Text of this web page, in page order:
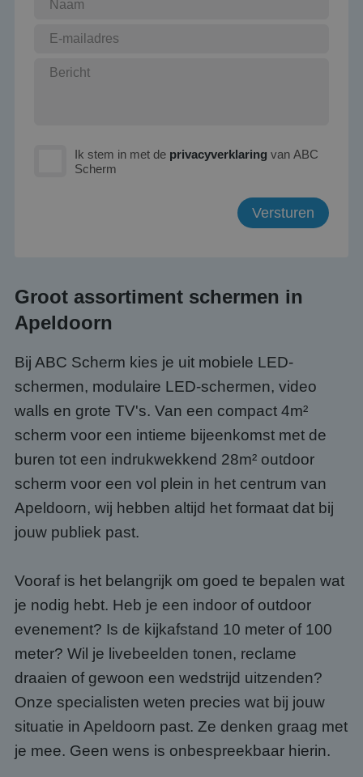
Ik stem in met de privacyverklaring van ABC
Scherm
Groot assortiment schermen in
Apeldoorn
Bij ABC Scherm kies je uit mobiele LED-
schermen, modulaire LED-schermen, video
walls en grote TV's. Van een compact 4m²
scherm voor een intieme bijeenkomst met de
buren tot een indrukwekkend 28m² outdoor
scherm voor een vol plein in het centrum van
Apeldoorn, wij hebben altijd het formaat dat bij
jouw publiek past.
Vooraf is het belangrijk om goed te bepalen wat
je nodig hebt. Heb je een indoor of outdoor
evenement? Is de kijkafstand 10 meter of 100
meter? Wil je livebeelden tonen, reclame
draaien of gewoon een wedstrijd uitzenden?
Onze specialisten weten precies wat bij jouw
situatie in Apeldoorn past. Ze denken graag met
je mee. Geen wens is onbespreekbaar hierin.